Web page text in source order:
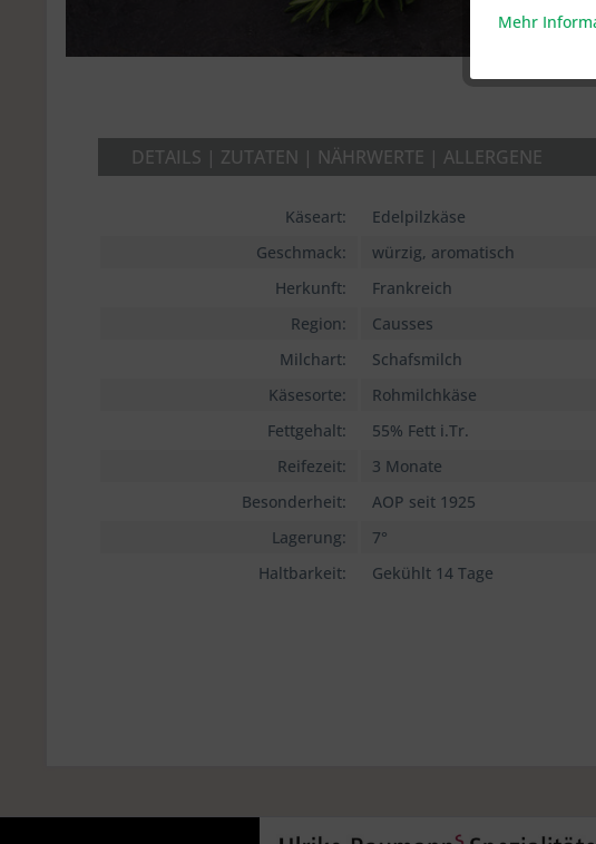
DETAILS | ZUTATEN | NÄHRWERTE | ALLERGENE
Käseart:
Edelpilzkäse
Geschmack:
würzig, aromatisch
Herkunft:
Frankreich
Region:
Causses
Milchart:
Schafsmilch
Käsesorte:
Rohmilchkäse
Fettgehalt:
55% Fett i.Tr.
Reifezeit:
3 Monate
Besonderheit:
AOP seit 1925
Lagerung:
7°
Haltbarkeit:
Gekühlt 14 Tage
Mehr